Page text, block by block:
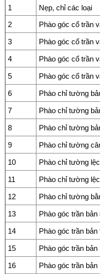
1
Nẹp, chỉ các loại
2
Phào góc cổ trần
3 Phào góc cổ trần
4 Phào góc cổ trần
5 Phào góc cổ trần
6 Phào chỉ tường
7 Phào chỉ tường
8 Phào chỉ tường
9 Phào chỉ tường
10 Phào chỉ tường
11 Phào chỉ tường
12 Phào chỉ tường
13 Phào góc trần bản
14 Phào góc trần bản
15 Phào góc trần bản
16 Phào góc trần bản